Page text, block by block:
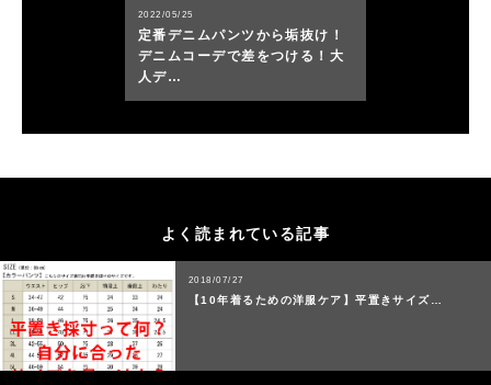
よく読まれている記事
2018/07/27
【10年着るための洋服ケア】平置きサイズ…
2022/05/25
定番デニムパンツから垢抜け！
デニムコーデで差をつける！大
人デ…